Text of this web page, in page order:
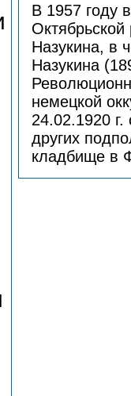
В 1957 году
Назукина, в
Назукина
немецкой
24.02.1920
других
кладбище в